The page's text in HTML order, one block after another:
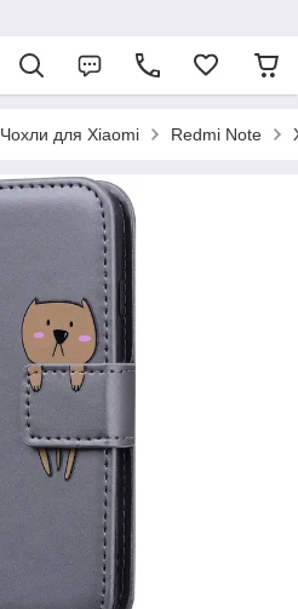
Чохли для Xiaomi Redmi Note